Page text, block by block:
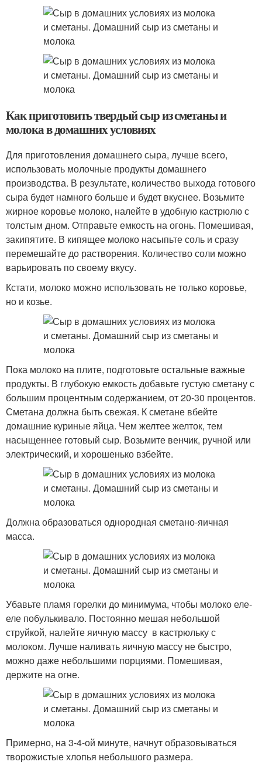
Как приготовить твердый сыр из сметаны и
молока в домашних условиях
Для приготовления домашнего сыра, лучше всего,
использовать молочные продукты домашнего
производства. В результате, количество выхода готового
сыра будет намного больше и будет вкуснее. Возьмите
жирное коровье молоко, налейте в удобную кастрюлю с
толстым дном. Отправьте емкость на огонь. Помешивая,
закипятите. В кипящее молоко насыпьте соль и сразу
перемешайте до растворения. Количество соли можно
варьировать по своему вкусу.
Кстати, молоко можно использовать не только коровье,
но и козье.
Пока молоко на плите, подготовьте остальные важные
продукты. В глубокую емкость добавьте густую сметану с
большим процентным содержанием, от 20-30 процентов.
Сметана должна быть свежая. К сметане вбейте
домашние куриные яйца. Чем желтее желток, тем
насыщеннее готовый сыр. Возьмите венчик, ручной или
электрический, и хорошенько взбейте.
Должна образоваться однородная сметано-яичная
масса.
Убавьте пламя горелки до минимума, чтобы молоко еле-
еле побулькивало. Постоянно мешая небольшой
струйкой, налейте яичную массу в кастрюльку с
молоком. Лучше наливать яичную массу не быстро,
можно даже небольшими порциями. Помешивая,
держите на огне.
Примерно, на 3-4-ой минуте, начнут образовываться
творожистые хлопья небольшого размера.